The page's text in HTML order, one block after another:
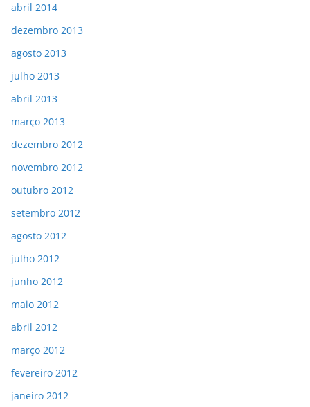
abril 2014
dezembro 2013
agosto 2013
julho 2013
abril 2013
março 2013
dezembro 2012
novembro 2012
outubro 2012
setembro 2012
agosto 2012
julho 2012
junho 2012
maio 2012
abril 2012
março 2012
fevereiro 2012
janeiro 2012